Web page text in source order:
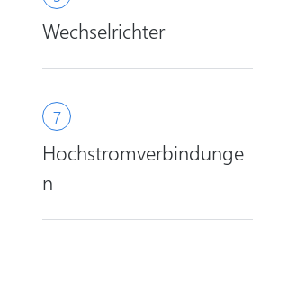
Wechselrichter
Hochstromverbindunge
n